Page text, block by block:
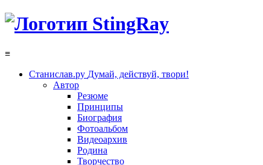
≡
Станислав.ру Думай, действуй, твори!
Автор
Резюме
Принципы
Биография
Фотоальбом
Видеоархив
Родина
Творчество